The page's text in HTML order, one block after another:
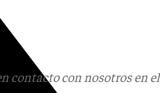
contacto con nosotros en el